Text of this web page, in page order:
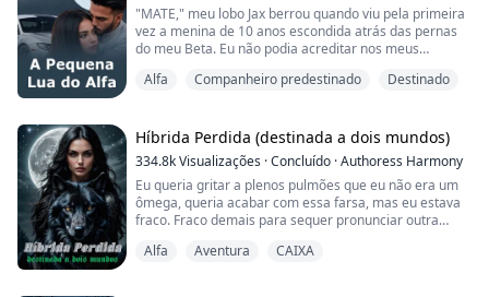
"MATE," meu lobo Jax berrou quando viu pela primeira
vez a menina de 10 anos escondida atrás das pernas
do meu Beta. Eu não podia acreditar nos meus
criança poderia ser minha companheira? Mas Jax
Depois que o Alpha Zane da Lua da Meia-Noite
convenceu...
Alfa Companheiro predestinado Destinado
Híbrida Perdida (destinada a dois mundos)
334.8kVisualizações ·Concluído ·Authoress Harmony
Eu queria gritar a plenos pulmões que eu não era um
ômega, queria acabar com essa farsa, mas eu estava
fraco. Fraco demais para sequer pronunciar outra
Alfa Aventura CAIXA